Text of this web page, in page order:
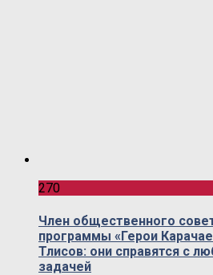
270
Член общественного
программы «Герои
Тлисов: они справятся с
задачей